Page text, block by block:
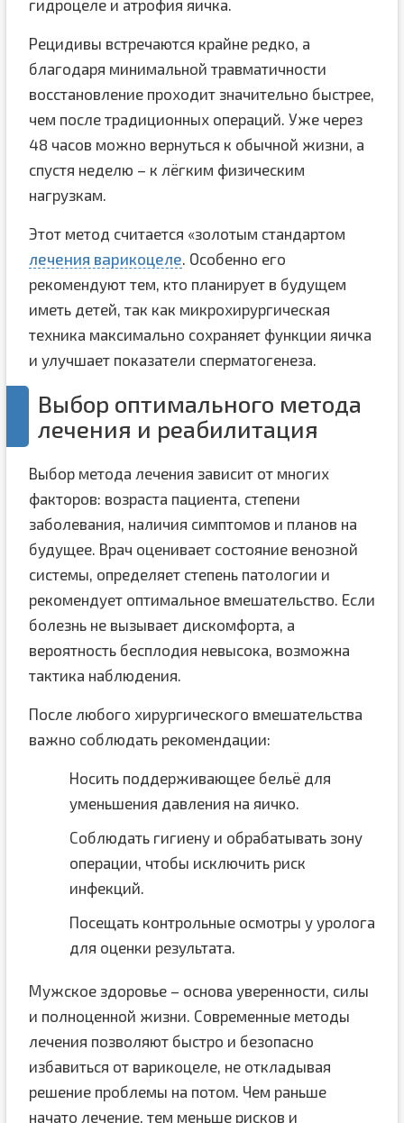
гидроцеле и атрофия яичка.
Рецидивы встречаются крайне редко, а
благодаря минимальной травматичности
восстановление проходит значительно быстрее,
чем после традиционных операций. Уже через
48 часов можно вернуться к обычной жизни, а
спустя неделю – к лёгким физическим
нагрузкам.
Этот метод считается «золотым стандартом
лечения варикоцеле. Особенно его
рекомендуют тем, кто планирует в будущем
иметь детей, так как микрохирургическая
техника максимально сохраняет функции яичка
и улучшает показатели сперматогенеза.
Выбор оптимального метода
лечения и реабилитация
Выбор метода лечения зависит от многих
факторов: возраста пациента, степени
заболевания, наличия симптомов и планов на
будущее. Врач оценивает состояние венозной
системы, определяет степень патологии и
рекомендует оптимальное вмешательство. Если
болезнь не вызывает дискомфорта, а
вероятность бесплодия невысока, возможна
тактика наблюдения.
После любого хирургического вмешательства
важно соблюдать рекомендации:
Носить поддерживающее бельё для
уменьшения давления на яичко.
Соблюдать гигиену и обрабатывать зону
операции, чтобы исключить риск
инфекций.
Посещать контрольные осмотры у уролога
для оценки результата.
Мужское здоровье – основа уверенности, силы
и полноценной жизни. Современные методы
лечения позволяют быстро и безопасно
избавиться от варикоцеле, не откладывая
решение проблемы на потом. Чем раньше
начато лечение, тем меньше рисков и